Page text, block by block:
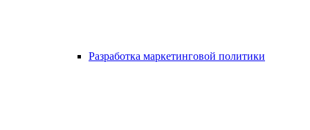
Разработка маркетинговой политики